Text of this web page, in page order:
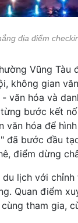
địa điểm
Vũng
không gian
văn hóa và
bước kết
văn hóa để
đã bước đầu
điểm dừng
lịch với
Quan điểm
tham gia,